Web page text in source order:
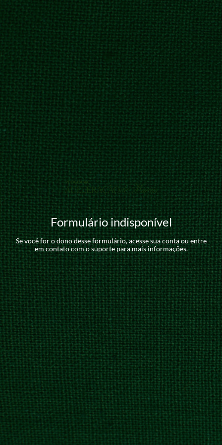
Formulário indisponível
Se você for o dono desse formulário, acesse sua conta ou entre
em contato com o suporte para mais informações.